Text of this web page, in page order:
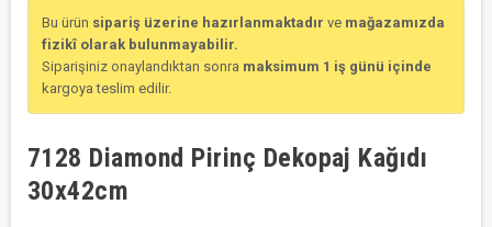
Bu ürün sipariş üzerine hazırlanmaktadır ve mağazamızda
fizikî olarak bulunmayabilir.
Siparişiniz onaylandıktan sonra maksimum 1 iş günü içinde
kargoya teslim edilir.
7128 Diamond Pirinç Dekopaj Kağıdı
30x42cm